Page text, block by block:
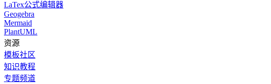
LaTex公式编辑器
Geogebra
Mermaid
PlantUML
资源
模板社区
知识教程
专题频道